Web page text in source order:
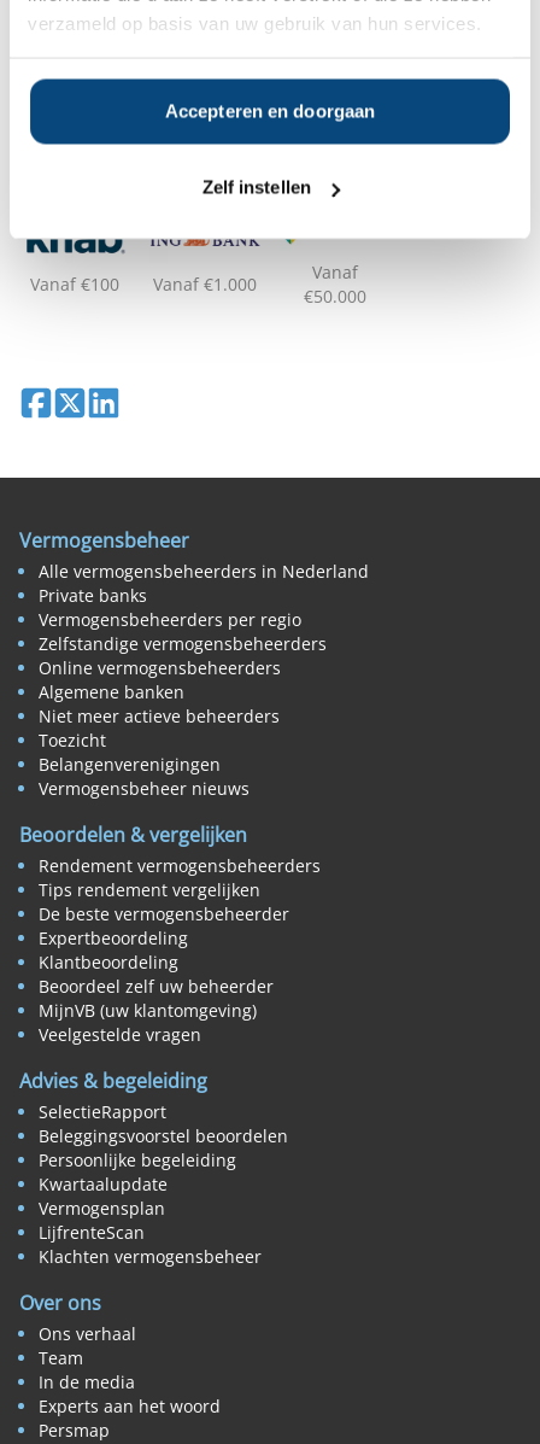
verzameld op basis van uw gebruik van hun services.
Accepteren en doorgaan
Zelf instellen
beste passen bij uw persoonlijke situatie, wensen en
Gratis Selectierapport
Vanaf €100 Vanaf €1.000
Vanaf
€50.000
Deel op Facebook
Deel op XDeel op LinkedIn
Vermogensbeheer
Alle vermogensbeheerders in Nederland
Private banks
Vermogensbeheerders per regio
Zelfstandige vermogensbeheerders
Online vermogensbeheerders
Algemene banken
Niet meer actieve beheerders
Toezicht
Belangenverenigingen
Vermogensbeheer nieuws
Beoordelen & vergelijken
Rendement vermogensbeheerders
Tips rendement vergelijken
De beste vermogensbeheerder
Expertbeoordeling
Klantbeoordeling
Beoordeel zelf uw beheerder
MijnVB (uw klantomgeving)
Veelgestelde vragen
Advies & begeleiding
SelectieRapport
Beleggingsvoorstel beoordelen
Persoonlijke begeleiding
Kwartaalupdate
Vermogensplan
LijfrenteScan
Klachten vermogensbeheer
Over ons
Ons verhaal
Team
In de media
Experts aan het woord
Persmap